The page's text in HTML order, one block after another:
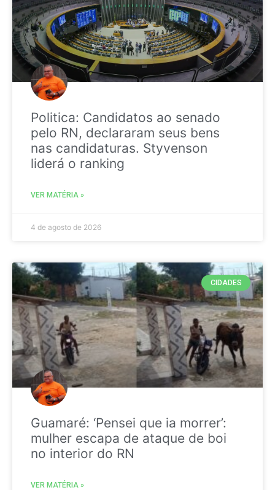
Politica: Candidatos ao senado
pelo RN, declararam seus bens
nas candidaturas. Styvenson
liderá o ranking
VER MATÉRIA »
4 de agosto de 2026
CIDADES
Guamaré: ‘Pensei que ia morrer’:
mulher escapa de ataque de boi
no interior do RN
VER MATÉRIA »